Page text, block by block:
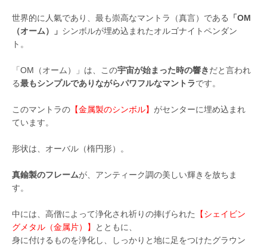
世界的に人氣であり、最も崇高なマントラ（真言）である
「OM
（オーム）」 シンボルが埋め込まれたオルゴナイトペンダン
ト。
「OM（オーム）」は、この宇宙が始まった時の響きだと言われ
る最もシンプルでありながらパワフルなマントラです。
このマントラの 【金属製のシンボル】 がセンターに埋め込まれ
ています。
形状は、オーバル（楕円形）。
真鍮製のフレームが、アンティーク調の美しい輝きを放ちま
す。
中には、高僧によって浄化され祈りの捧げられた
【シェイビン
グメタル（金属片）】
とともに、
身に付けるものを浄化し、しっかりと地に足をつけたグラウン